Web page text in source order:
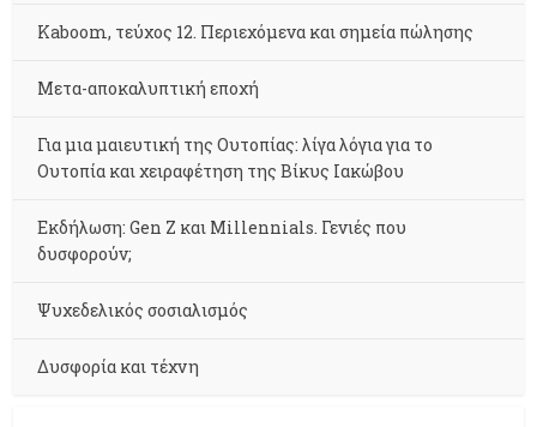
Kaboom, τεύχος 12. Περιεχόμενα και σημεία πώλησης
Μετα-αποκαλυπτική εποχή
Για μια μαιευτική της Ουτοπίας: λίγα λόγια για το
Ουτοπία και χειραφέτηση της Βίκυς Ιακώβου
Εκδήλωση: Gen Z και Millennials. Γενιές που
δυσφορούν;
Ψυχεδελικός σοσιαλισμός
Δυσφορία και τέχνη